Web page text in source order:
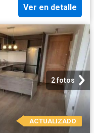
Ver en detalle
2 fotos
ACTUALIZADO